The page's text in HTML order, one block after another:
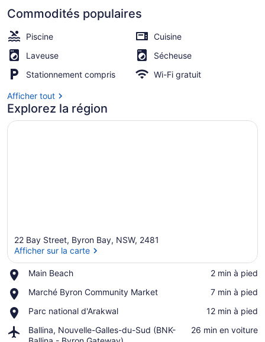
right
on
the
beach
Piscine extérieure, accès possible
Commodités populaires
Piscine
Cuisine
Laveuse
Sécheuse
Stationnement compris
Wi-Fi gratuit
Afficher tout
Explorez la région
22 Bay Street, Byron Bay, NSW, 2481
Afficher sur la carte
Main Beach
Place,
Beach
‪2 min à pied‬
Marché Byron Community Market
Place,
Byron
Market
‪7 min à pied‬
Parc national d'Arakwal
Place,
national
‪12 min à pied‬
Ballina, Nouvelle-Galles-du-Sud (BNK-
Airport,
‪26 min en voiture‬